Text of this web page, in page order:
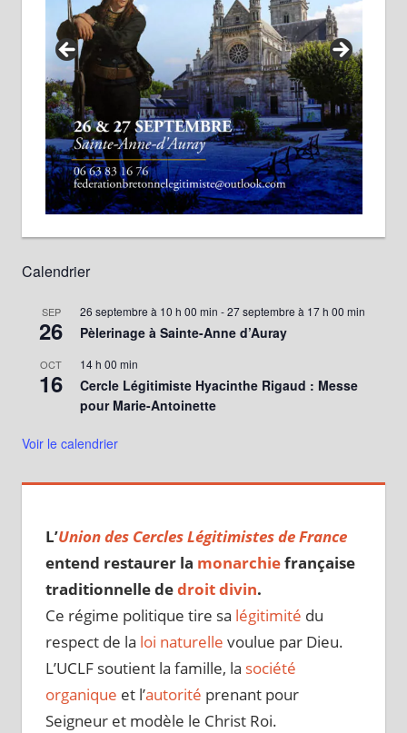
Calendrier
SEP
26
26 septembre à 10 h 00 min -27 septembre à 17 h 00 min
Pèlerinage à Sainte-Anne d’Auray
OCT
16
14 h 00 min
Cercle Légitimiste Hyacinthe Rigaud : Messe
pour Marie-Antoinette
Voir le calendrier
L’Union des Cercles Légitimistes de France
entend restaurer la monarchiefrançaise
traditionnelle dedroit divin.
Ce régime politique tire sa légitimité du
respect de la loi naturelle voulue par Dieu.
L’UCLF soutient la famille, la société
organique et l’autorité prenant pour
Seigneur et modèle le Christ Roi.